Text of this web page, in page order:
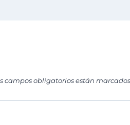
campos obligatorios están